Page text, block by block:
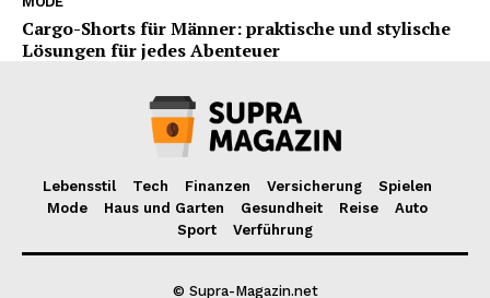
Cargo-Shorts für Männer: praktische und stylische
Lösungen für jedes Abenteuer
Lebensstil Tech Finanzen Versicherung
Spielen
Mode
Haus und Garten Gesundheit Reise
Auto
Sport
Verführung
© Supra-Magazin.net